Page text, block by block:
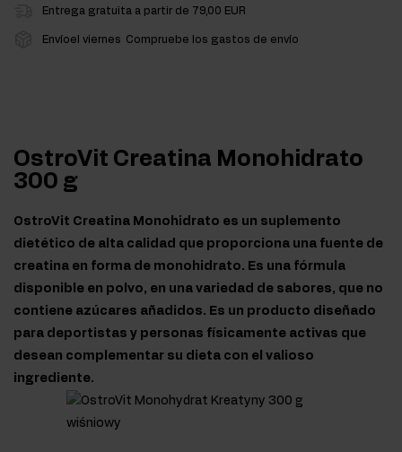
Entrega gratuita a partir de 79,00 EUR
Envíoel viernes Compruebe los gastos de envío
OstroVit Creatina Monohidrato
300 g
OstroVit Creatina Monohidrato es un suplemento
dietético de alta calidad que proporciona una fuente de
creatina en forma de monohidrato. Es una fórmula
disponible en polvo, en una variedad de sabores, que no
contiene azúcares añadidos. Es un producto diseñado
para deportistas y personas físicamente activas que
desean complementar su dieta con el valioso
ingrediente.